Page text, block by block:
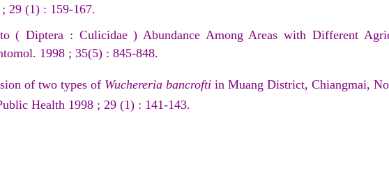
29 (1) : 159-167.
( Diptera : Culicidae ) Abundance Among Areas with Different
1998 ; 35(5) : 845-848.
of two types of Wuchereria bancrofti in Muang District, Chiangmai,
Health 1998 ; 29 (1) : 141-143.